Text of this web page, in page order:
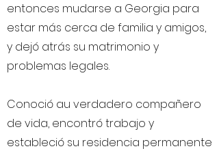
entonces mudarse a Georgia para
estar más cerca de familia y amigos,
y dejó atrás su matrimonio y
problemas legales.
Conoció au verdadero compañero
de vida, encontró trabajo y
estableció su residencia permanente